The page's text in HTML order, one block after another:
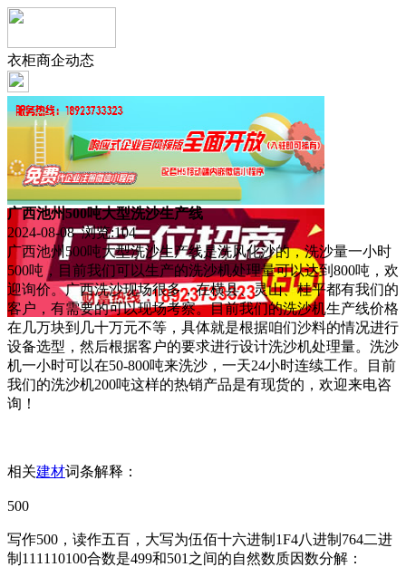
衣柜商企动态
广西池州500吨大型洗沙生产线
2024-08-08 浏览:104
广西池州500吨大型洗沙生产线是洗风化沙的，洗沙量一小时
500吨，目前我们可以生产的洗沙机处理量可以达到800吨，欢
迎询价。广西洗沙现场很多，在横县、灵山、桂平都有我们的
客户，有需要的可以现场考察。目前我们的洗沙机生产线价格
在几万块到几十万元不等，具体就是根据咱们沙料的情况进行
设备选型，然后根据客户的要求进行设计洗沙机处理量。洗沙
机一小时可以在50-800吨来洗沙，一天24小时连续工作。目前
我们的洗沙机200吨这样的热销产品是有现货的，欢迎来电咨
询！
相关建材词条解释：
500
写作500，读作五百，大写为伍佰十六进制1F4八进制764二进
制111110100合数是499和501之间的自然数质因数分解：